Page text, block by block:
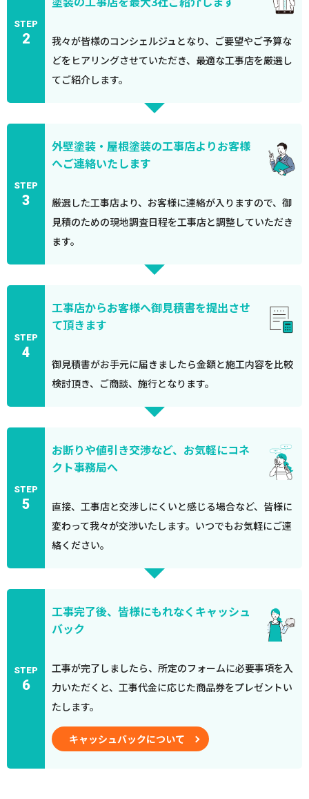
STEP
2
我々が皆様のコンシェルジュとなり、ご要望やご予算な
どをヒアリングさせていただき、最適な工事店を厳選し
てご紹介します。
STEP
3
外壁塗装・屋根塗装の工事店よりお客様
へご連絡いたします
厳選した工事店より、お客様に連絡が入りますので、御
見積のための現地調査日程を工事店と調整していただき
ます。
STEP
4
工事店からお客様へ御見積書を提出させ
て頂きます
御見積書がお手元に届きましたら金額と施工内容を比較
検討頂き、ご商談、施行となります。
STEP
5
お断りや値引き交渉など、お気軽にコネ
クト事務局へ
直接、工事店と交渉しにくいと感じる場合など、皆様に
変わって我々が交渉いたします。いつでもお気軽にご連
絡ください。
STEP
6
工事完了後、皆様にもれなくキャッシュ
バック
工事が完了しましたら、所定のフォームに必要事項を入
力いただくと、工事代金に応じた商品券をプレゼントい
たします。
キャッシュバックについて